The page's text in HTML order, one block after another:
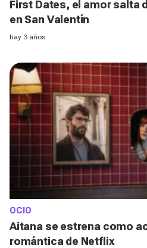
First Dates, el amor salta
en San Valentín
hay 3 años
OCIO
Aitana se estrena como
romántica de Netflix